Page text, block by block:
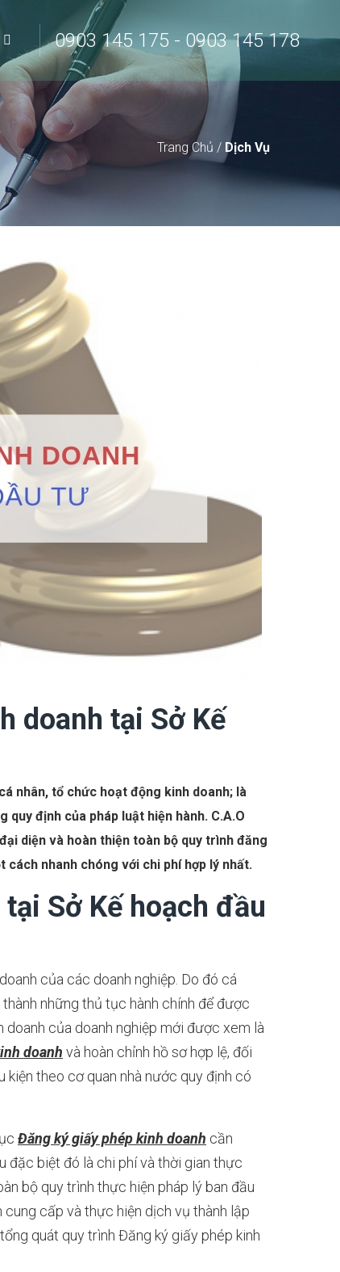
0903 145 175 - 0903 145 178
Trang Chủ / Dịch Vụ
doanh tại Sở Kế
nhân, tổ chức hoạt động kinh doanh; là
định của pháp luật hiện hành. C.A.O
diện và hoàn thiện toàn bộ quy trình đăng
cách nhanh chóng với chi phí hợp lý nhất.
Sở Kế hoạch đầu
của các doanh nghiệp. Do đó cá
những thủ tục hành chính để được
của doanh nghiệp mới được xem là
doanh và hoàn chỉnh hồ sơ hợp lệ, đối
theo cơ quan nhà nước quy định có
Đăng ký giấy phép kinh doanh cần
đặc biệt đó là chi phí và thời gian thực
bộ quy trình thực hiện pháp lý ban đầu
cung cấp và thực hiện dịch vụ thành lập
quát quy trình Đăng ký giấy phép kinh